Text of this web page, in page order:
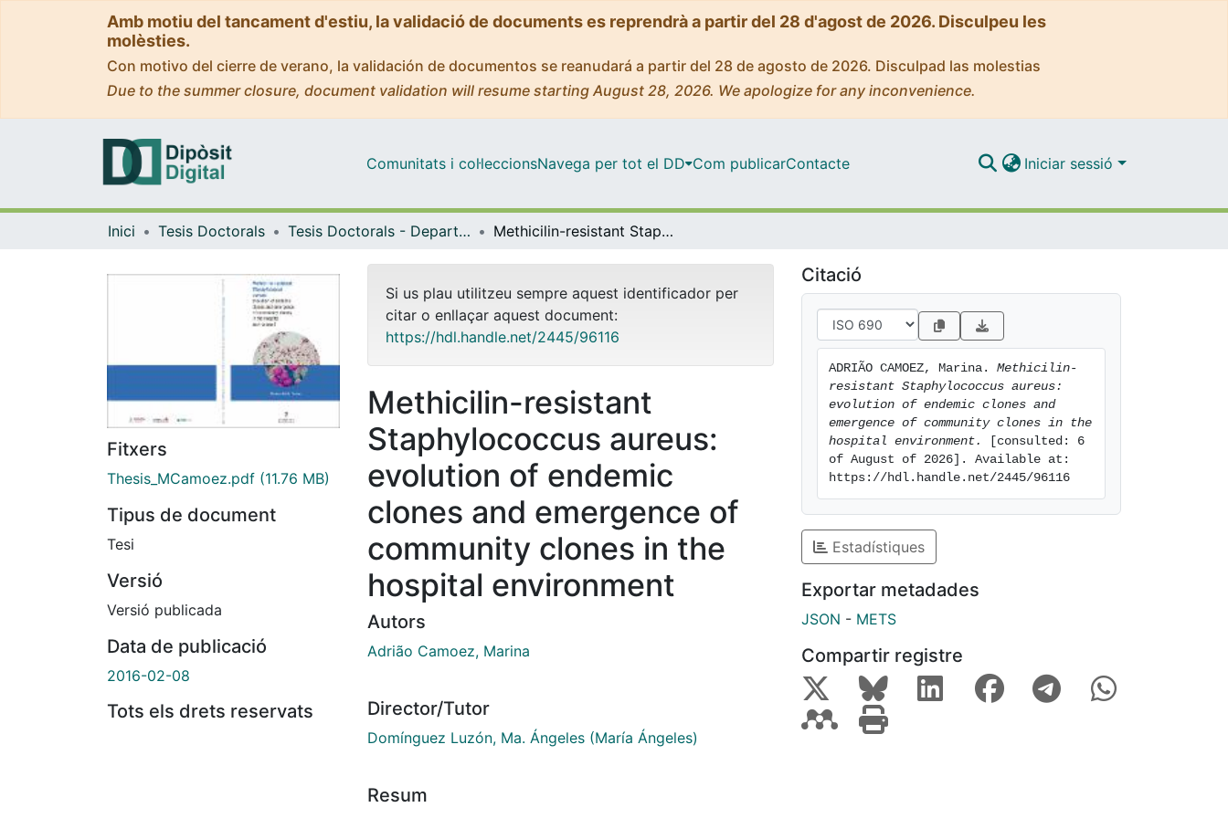
Amb motiu del tancament d'estiu, la validació de documents es reprendrà a partir del 28 d'agost de 2026. Disculpeu les
molèsties.
Con motivo del cierre de verano, la validación de documentos se reanudará a partir del 28 de agosto de 2026. Disculpad las molestias
Due to the summer closure, document validation will resume starting August 28, 2026. We apologize for any inconvenience.
Comunitats i col·leccionsNavega per tot el DD Com publicarContacte Iniciar sessió
Inici Tesis Doctorals Tesis Doctorals - Departament - Patologia i Terapèutica Experimental Methicilin-resistant Staphylococcus aureus: evolution of endemic clones and emergence of community clones in the hospital environment
Fitxers
Thesis_MCamoez.pdf (11.76 MB)
Tipus de document
Tesi
Versió
Versió publicada
Data de publicació
2016-02-08
Tots els drets reservats
Si us plau utilitzeu sempre aquest identificador per
citar o enllaçar aquest document:
https://hdl.handle.net/2445/96116
Methicilin-resistant
Staphylococcus aureus:
evolution of endemic
clones and emergence of
community clones in the
hospital environment
Autors
Adrião Camoez, Marina
Director/Tutor
Domínguez Luzón, Ma. Ángeles (María Ángeles)
Resum
Citació
ADRIÃO CAMOEZ, Marina. Methicilin-
resistant Staphylococcus aureus:
evolution of endemic clones and
emergence of community clones in the
hospital environment.
[consulted: 6
of August of 2026]. Available at:
https://hdl.handle.net/2445/96116
Estadístiques
Exportar metadades
JSON - METS
Compartir registre